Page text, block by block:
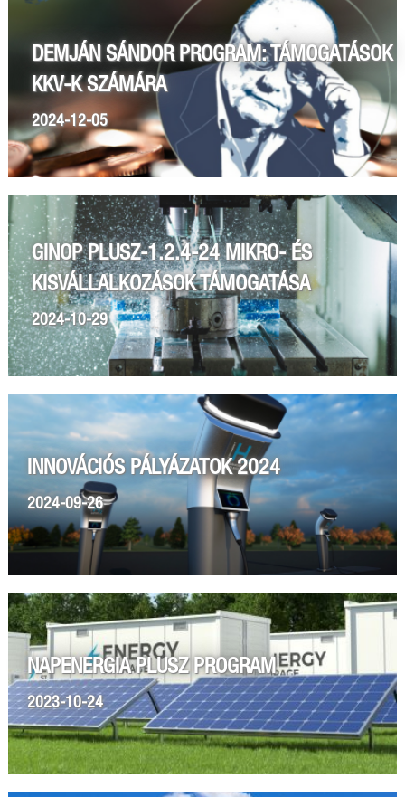
DEMJÁN SÁNDOR PROGRAM: TÁMOGATÁSOK
KKV-K SZÁMÁRA
2024-12-05
GINOP PLUSZ-1.2.4-24 MIKRO- ÉS
KISVÁLLALKOZÁSOK TÁMOGATÁSA
2024-10-29
INNOVÁCIÓS PÁLYÁZATOK 2024
2024-09-26
NAPENERGIA PLUSZ PROGRAM
2023-10-24